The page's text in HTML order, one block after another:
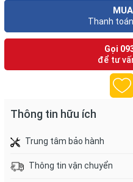
Thanh
Gọi
để tư
Thông tin hữu ích
Trung tâm bảo hành
Thông tin vận chuyển